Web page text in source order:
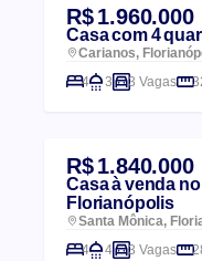
R$ 1.960.000
Casa com 4
Carianos,
4
3 3 Vagas
R$ 1.840.000
Casa à venda
Florianópolis
Santa Mônica,
4
4 3 Vagas